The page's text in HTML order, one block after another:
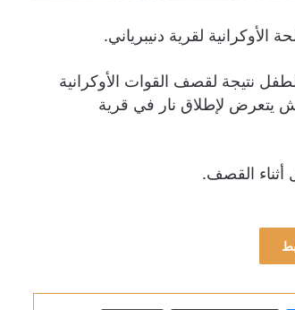
لقرية دنيبرياني.
نتيجة لقصف القوات الأوكرانية
يتعرض لإطلاق نار في قرية